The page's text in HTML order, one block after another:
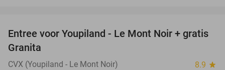
47%
Entree voor Youpiland - Le Mont Noir + gratis
Granita
CVX (Youpiland - Le Mont Noir) 8.9 star